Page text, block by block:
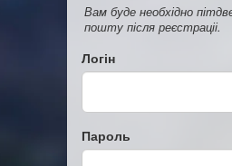
Вам буде необхідно
пошту після реєстраціі.
Логін
Пароль